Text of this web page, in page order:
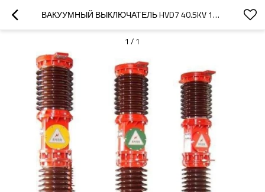
ВАКУУМНЫЙ ВЫКЛЮЧАТЕЛЬ HVD7 40.5KV 1600A ОТКРЫТЫЙ HV AC VCB ОТ HUBEI JUCRO ELECTRIC
1 / 1